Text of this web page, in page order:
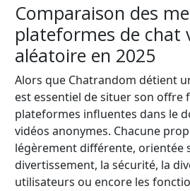
Comparaison des
plateformes de chat
aléatoire en 2025
Alors que Chatrandom détient
est essentiel de situer son offre
plateformes influentes dans le
vidéos anonymes. Chacune
légèrement différente, orientée
divertissement, la sécurité, la
utilisateurs ou encore les